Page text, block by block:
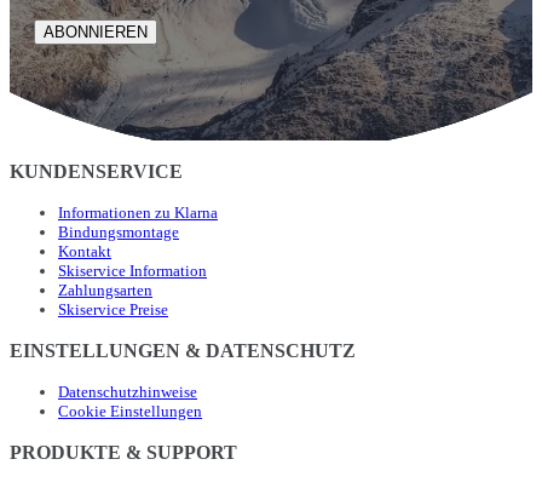
ABONNIEREN
KUNDENSERVICE
Informationen zu Klarna
Bindungsmontage
Kontakt
Skiservice Information
Zahlungsarten
Skiservice Preise
EINSTELLUNGEN & DATENSCHUTZ
Datenschutzhinweise
Cookie Einstellungen
PRODUKTE & SUPPORT